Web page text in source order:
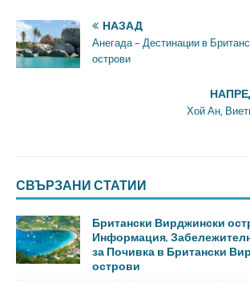
НАЗАД
Анегада – Дестинации в
острови
Хой Ан,
СВЪРЗАНИ СТАТИИ
Британски Вирджински
Информация,
за Почивка в Британски
острови